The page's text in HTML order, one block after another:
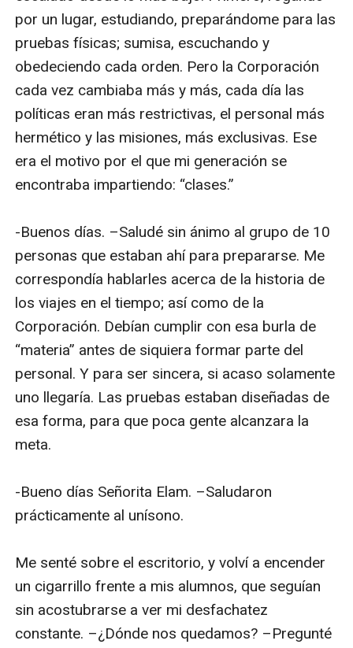
por un lugar, estudiando, preparándome para las
pruebas físicas; sumisa, escuchando y
obedeciendo cada orden. Pero la Corporación
cada vez cambiaba más y más, cada día las
políticas eran más restrictivas, el personal más
hermético y las misiones, más exclusivas. Ese
era el motivo por el que mi generación se
encontraba impartiendo: “clases.”
-Buenos días. –Saludé sin ánimo al grupo de 10
personas que estaban ahí para prepararse. Me
correspondía hablarles acerca de la historia de
los viajes en el tiempo; así como de la
Corporación. Debían cumplir con esa burla de
“materia” antes de siquiera formar parte del
personal. Y para ser sincera, si acaso solamente
uno llegaría. Las pruebas estaban diseñadas de
esa forma, para que poca gente alcanzara la
meta.
-Bueno días Señorita Elam. –Saludaron
prácticamente al unísono.
Me senté sobre el escritorio, y volví a encender
un cigarrillo frente a mis alumnos, que seguían
sin acostubrarse a ver mi desfachatez
constante. –¿Dónde nos quedamos? –Pregunté